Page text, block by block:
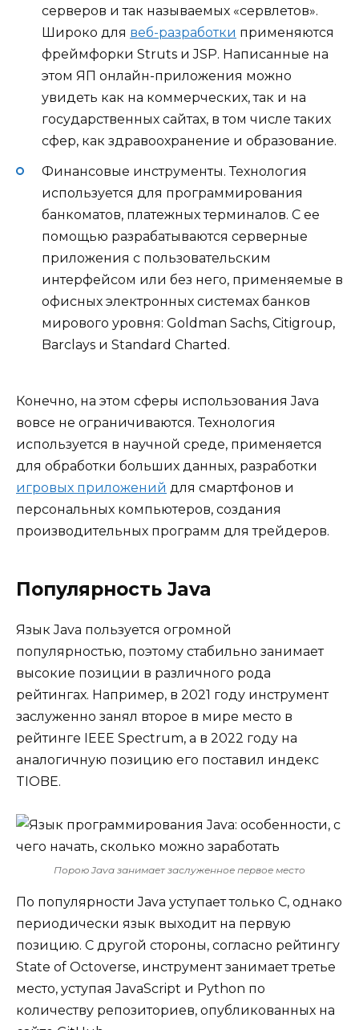
серверов и так называемых «сервлетов».
Широко для веб-разработки применяются
фреймфорки Struts и JSP. Написанные на
этом ЯП онлайн-приложения можно
увидеть как на коммерческих, так и на
государственных сайтах, в том числе таких
сфер, как здравоохранение и образование.
Финансовые инструменты. Технология
используется для программирования
банкоматов, платежных терминалов. С ее
помощью разрабатываются серверные
приложения с пользовательским
интерфейсом или без него, применяемые в
офисных электронных системах банков
мирового уровня: Goldman Sachs, Citigroup,
Barclays и Standard Charted.
Конечно, на этом сферы использования Java
вовсе не ограничиваются. Технология
используется в научной среде, применяется
для обработки больших данных, разработки
игровых приложений для смартфонов и
персональных компьютеров, создания
производительных программ для трейдеров.
Популярность Java
Язык Java пользуется огромной
популярностью, поэтому стабильно занимает
высокие позиции в различного рода
рейтингах. Например, в 2021 году инструмент
заслуженно занял второе в мире место в
рейтинге IEEE Spectrum, а в 2022 году на
аналогичную позицию его поставил индекс
TIOBE.
Порою Java занимает заслуженное первое место
По популярности Java уступает только С, однако
периодически язык выходит на первую
позицию. С другой стороны, согласно рейтингу
State of Octoverse, инструмент занимает третье
место, уступая JavaScript и Python по
количеству репозиториев, опубликованных на